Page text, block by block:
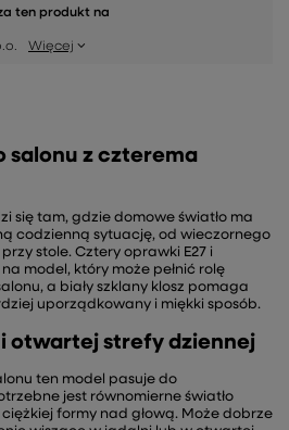
ten produkt na
Więcej
salonu z czterema
się tam, gdzie domowe światło ma
codzienną sytuację, od wieczornego
stole. Cztery oprawki E27 i
model, który może pełnić rolę
a biały szklany klosz pomaga
uporządkowany i miękki sposób.
i otwartej strefy dziennej
ten model pasuje do
jest równomierne światło
formy nad głową. Może dobrze